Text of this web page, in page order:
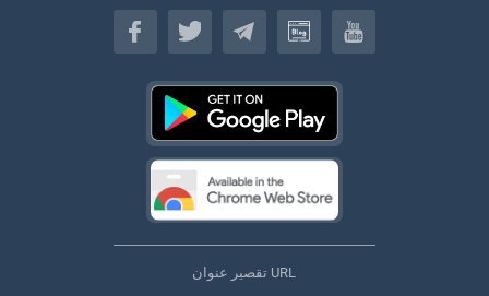
(اللغة العربية)
تقصير عنوان URL